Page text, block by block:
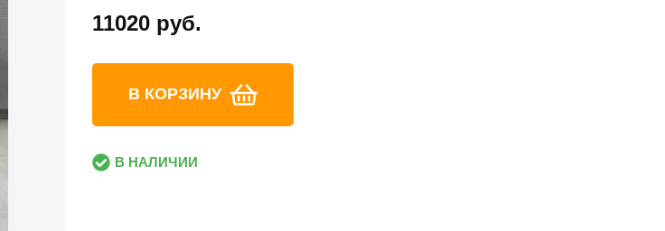
11020 руб.
В КОРЗИНУ
В НАЛИЧИИ